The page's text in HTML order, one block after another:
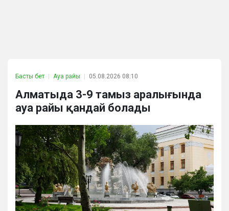
Басты бет Ауа райы 05.08.2026 08:10
Алматыда 3-9 тамыз аралығында
ауа райы қандай болады